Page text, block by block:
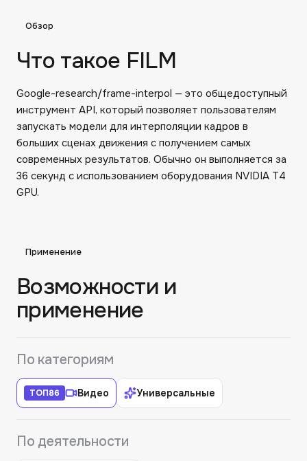
Обзор
Что такое FILM
Google-research/frame-interpol — это общедоступный
инструмент API, который позволяет пользователям
запускать модели для интерполяции кадров в
больших сценах движения с получением самых
современных результатов. Обычно он выполняется за
36 секунд с использованием оборудования NVIDIA T4
GPU.
Применение
Возможности и
применение
По категориям
ТОП86 Видео Универсальные
По деятельности